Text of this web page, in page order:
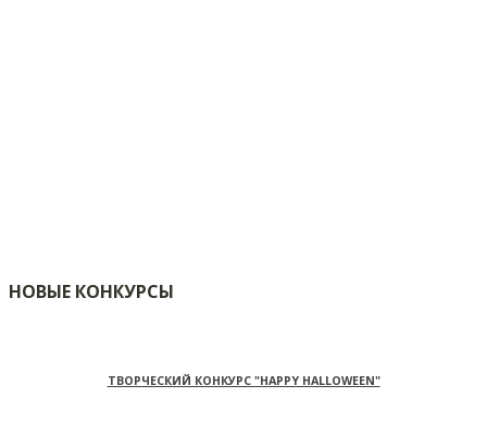
НОВЫЕ КОНКУРСЫ
ТВОРЧЕСКИЙ КОНКУРС "HAPPY HALLOWEEN"